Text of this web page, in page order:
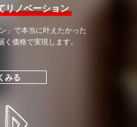
リノベーション
」で本当に叶えたかった
く価格で実現します。
みる